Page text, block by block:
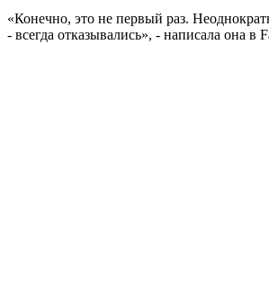
«Конечно, это не первый раз.
- всегда отказывались», - написала она в